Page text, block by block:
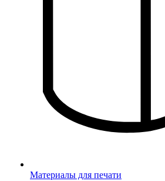
Материалы для печати